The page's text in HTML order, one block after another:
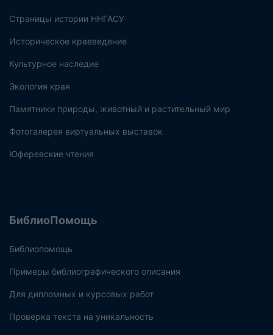
Страницы истории ННГАСУ
Историческое краеведение
Культурное наследие
Экология края
Памятники природы, животный и растительный мир
Фотогалерея виртуальных выставок
Юферевские чтения
БиблиоПомощь
Библиопомощь
Примеры библиографического описания
Для дипломных и курсовых работ
Проверка текста на уникальность